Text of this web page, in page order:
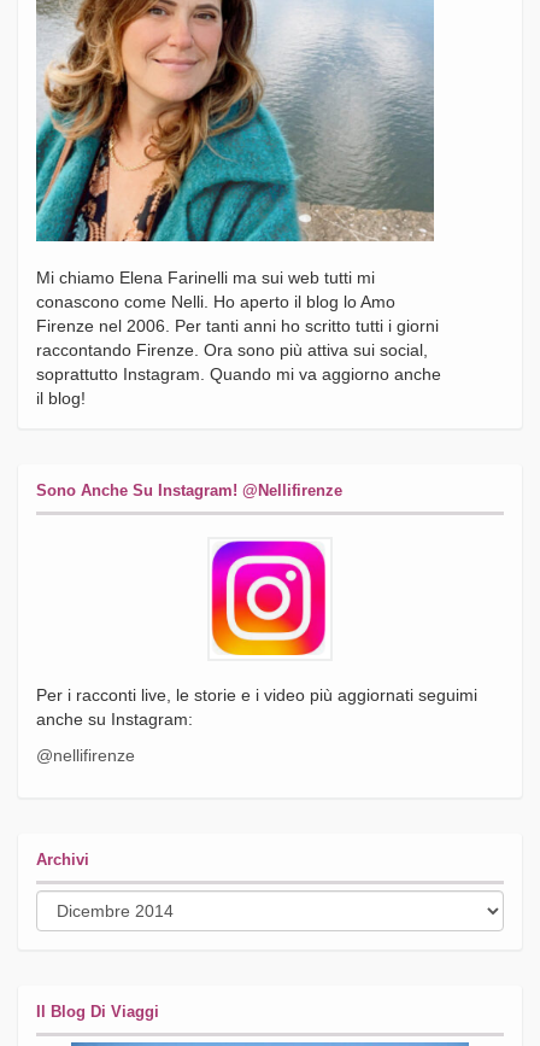
Mi chiamo Elena Farinelli ma sui web tutti mi
conascono come Nelli. Ho aperto il blog lo Amo
Firenze nel 2006. Per tanti anni ho scritto tutti i giorni
raccontando Firenze. Ora sono più attiva sui social,
soprattutto Instagram. Quando mi va aggiorno anche
il blog!
Sono Anche Su Instagram! @nellifirenze
Per i racconti live, le storie e i video più aggiornati seguimi
anche su Instagram:
@nellifirenze
Archivi
Archivi
Il Blog Di Viaggi